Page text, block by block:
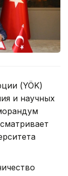
(YÖK)
и научных